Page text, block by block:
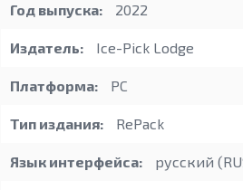
Год выпуска: 2022
Издатель: Ice-Pick Lodge
Платформа: PC
Тип издания: RePack
Язык интерфейса: русский